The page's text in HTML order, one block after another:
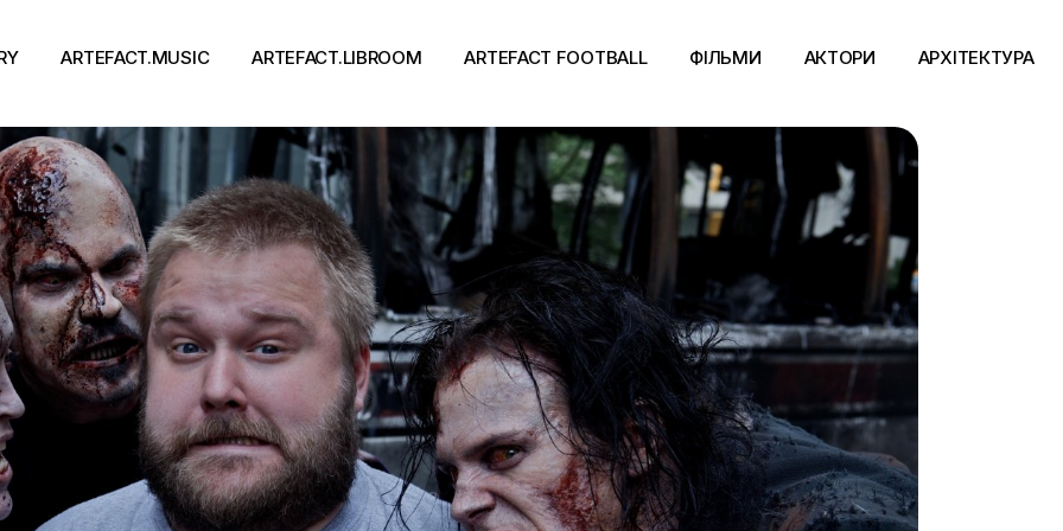
ARTEFACT.MUSIC
Виконавці
Альбоми
Концерти
ARTEFACT.LIBROOM
Книги
Письменники
Події
ARTEFACT FOOTBALL ФІЛЬМИ АКТОРИ АРХІТЕКТУРА